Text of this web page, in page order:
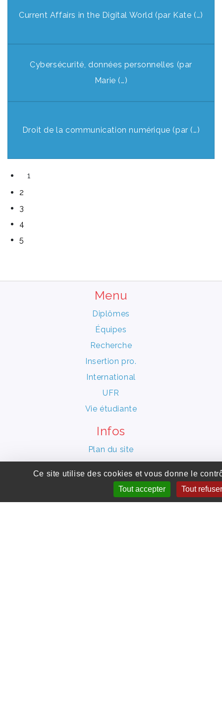
Ce site utilise des cookies et vous donne le
Tout accepter
Tout refuser
Current Affairs in the Digital World (par Kate (…)
Cybersécurité, données personnelles (par
Marie (…)
Droit de la communication numérique (par (…)
1
2
3
4
5
Menu
Diplômes
Équipes
Recherche
Insertion pro.
International
UFR
Vie étudiante
Infos
Plan du site
UFR en Culture et communication
Calendrier Universitaire